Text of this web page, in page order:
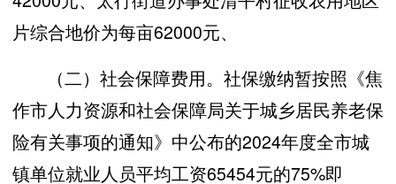
片综合地价为每亩62000元、
（二）社会保障费用。社保缴纳暂按照《焦
作市人力资源和社会保障局关于城乡居民养老保
险有关事项的通知》中公布的2024年度全市城
镇单位就业人员平均工资65454元的75%即